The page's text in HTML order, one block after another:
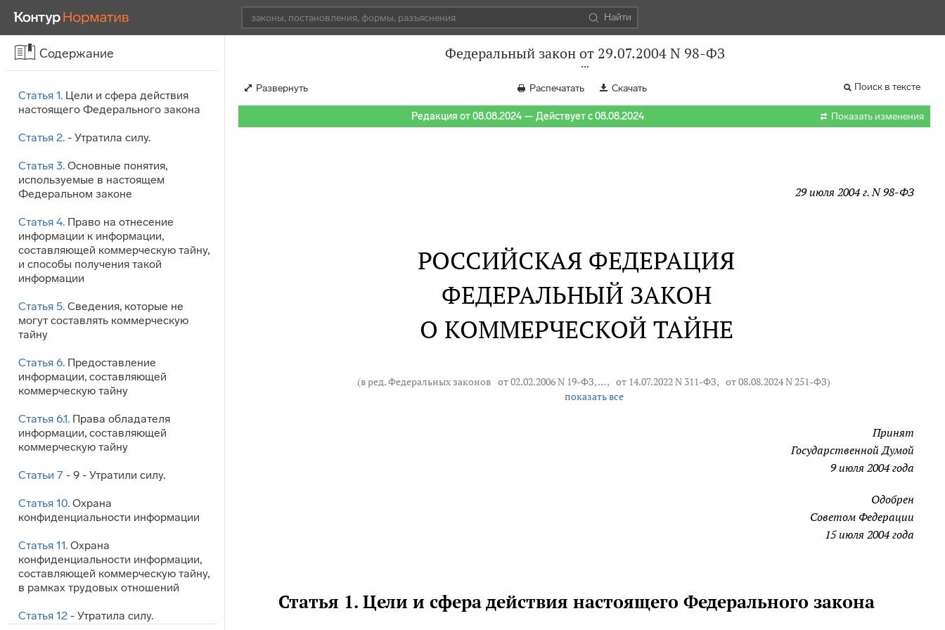
Найти
Содержание
Статья 1. Цели и сфера действия
настоящего Федерального закона
Статья 2. - Утратила силу.
Статья 3. Основные понятия,
используемые в настоящем
Федеральном законе
Статья 4. Право на отнесение
информации к информации,
составляющей коммерческую тайну,
и способы получения такой
информации
Статья 5. Сведения, которые не
могут составлять коммерческую
тайну
Статья 6. Предоставление
информации, составляющей
коммерческую тайну
Статья 6.1. Права обладателя
информации, составляющей
коммерческую тайну
Статьи 7 - 9 - Утратили силу.
Статья 10. Охрана
конфиденциальности информации
Статья 11. Охрана
конфиденциальности информации,
составляющей коммерческую тайну,
в рамках трудовых отношений
Статья 12 - Утратила силу.
Федеральный закон от 29.07.2004 N 98-ФЗ
Развернуть Распечатать Скачать Поиск в тексте
Редакция от 08.08.2024 — Действует с 08.08.2024  Показать изменения
29 июля 2004 г. N 98-ФЗ
РОССИЙСКАЯ ФЕДЕРАЦИЯ
ФЕДЕРАЛЬНЫЙ ЗАКОН
О КОММЕРЧЕСКОЙ ТАЙНЕ
(в ред. Федеральных законов от 02.02.2006 N 19-ФЗ, … , от 14.07.2022 N 311-ФЗ, от 08.08.2024 N 251-ФЗ)
показать все
Принят
Государственной Думой
9 июля 2004 года
Одобрен
Советом Федерации
15 июля 2004 года
Статья 1. Цели и сфера действия настоящего Федерального закона